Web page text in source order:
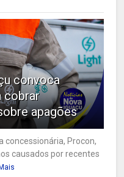
convoca
cobrar
apagões
concessionária, Procon,
causados por recentes